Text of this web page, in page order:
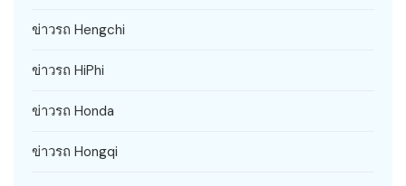
ข่าวรถ Hengchi
ข่าวรถ HiPhi
ข่าวรถ Honda
ข่าวรถ Hongqi